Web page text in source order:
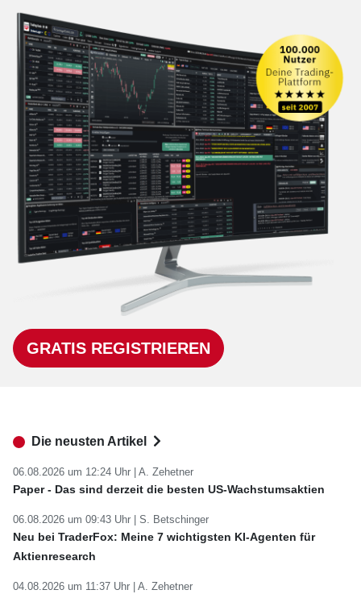
GRATIS REGISTRIEREN
Die neusten Artikel
06.08.2026 um 12:24 Uhr | A. Zehetner
Paper - Das sind derzeit die besten US-Wachstumsaktien
06.08.2026 um 09:43 Uhr | S. Betschinger
Neu bei TraderFox: Meine 7 wichtigsten KI-Agenten für
Aktienresearch
04.08.2026 um 11:37 Uhr | A. Zehetner